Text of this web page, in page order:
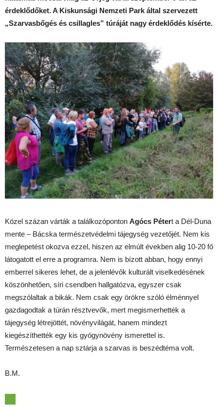
érdeklődőket. A Kiskunsági Nemzeti Park által szervezett
„Szarvasbőgés és csillagles” túráját nagy érdeklődés kísérte.
Közel százan várták a találkozóponton Agócs Pétert a Dél-Duna
mente – Bácska természetvédelmi tájegység vezetőjét. Nem kis
meglepetést okozva ezzel, hiszen az elmúlt években alig 10-20 fő
látogatott el erre a programra. Nem is bízott abban, hogy ennyi
emberrel sikeres lehet, de a jelenlévők kulturált viselkedésének
köszönhetően, síri csendben hallgatózva, egyszer csak
megszólaltak a bikák. Nem csak egy örökre szóló élménnyel
gazdagodtak a túrán résztvevők, mert megismerhették a
tájegység létrejöttét, növényvilágát, hanem mindezt
kiegészíthették egy kis gyógynövény ismerettel is.
Természetesen a nap sztárja a szarvas is beszédtéma volt.
B.M.